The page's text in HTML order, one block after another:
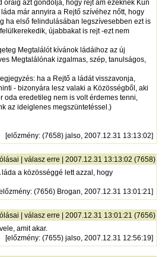
óráig azt gondolja, hogy rejt ám ezeknek Kun
már annyira a Rejtő szívéhez nőtt, hogy
ha első felindulásában legszívesebben ezt is
újabbakat is rejt -ezt nem
Megtalálót kívánok ládáihoz az új
Megtalálónak izgalmas, szép, tanulságos,
ha a Rejtő a ládát visszavonja,
- bizonyára lesz valaki a Közösségből, aki
oda eredetileg nem is volt érdemes tenni,
az ideiglenes megszüntetéssel.)
[előzmény: (7658) jalso, 2007.12.31 13:13:02]
válasz erre | 2007.12.31 13:13:02 (7658)
a közösséggé lett azzal, hogy
: (7656) Brogan, 2007.12.31 13:01:21]
válasz erre | 2007.12.31 13:01:21 (7656)
amit akar.
[előzmény: (7655) jalso, 2007.12.31 12:56:19]